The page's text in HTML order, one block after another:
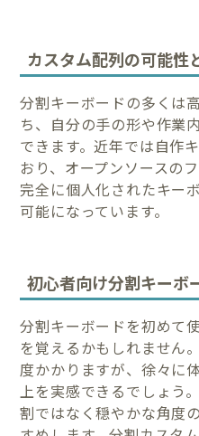
カスタム配列の可能性
分割キーボードの多くは
ち、自分の手の形や作業
できます。近年では自作
おり、オープンソースの
完全に個人化されたキー
可能になっています。
初心者向け分割キーボ
分割キーボードを初めて
を覚えるかもしれません
度かかりますが、徐々に
上を実感できるでしょう
割ではなく穏やかな角度